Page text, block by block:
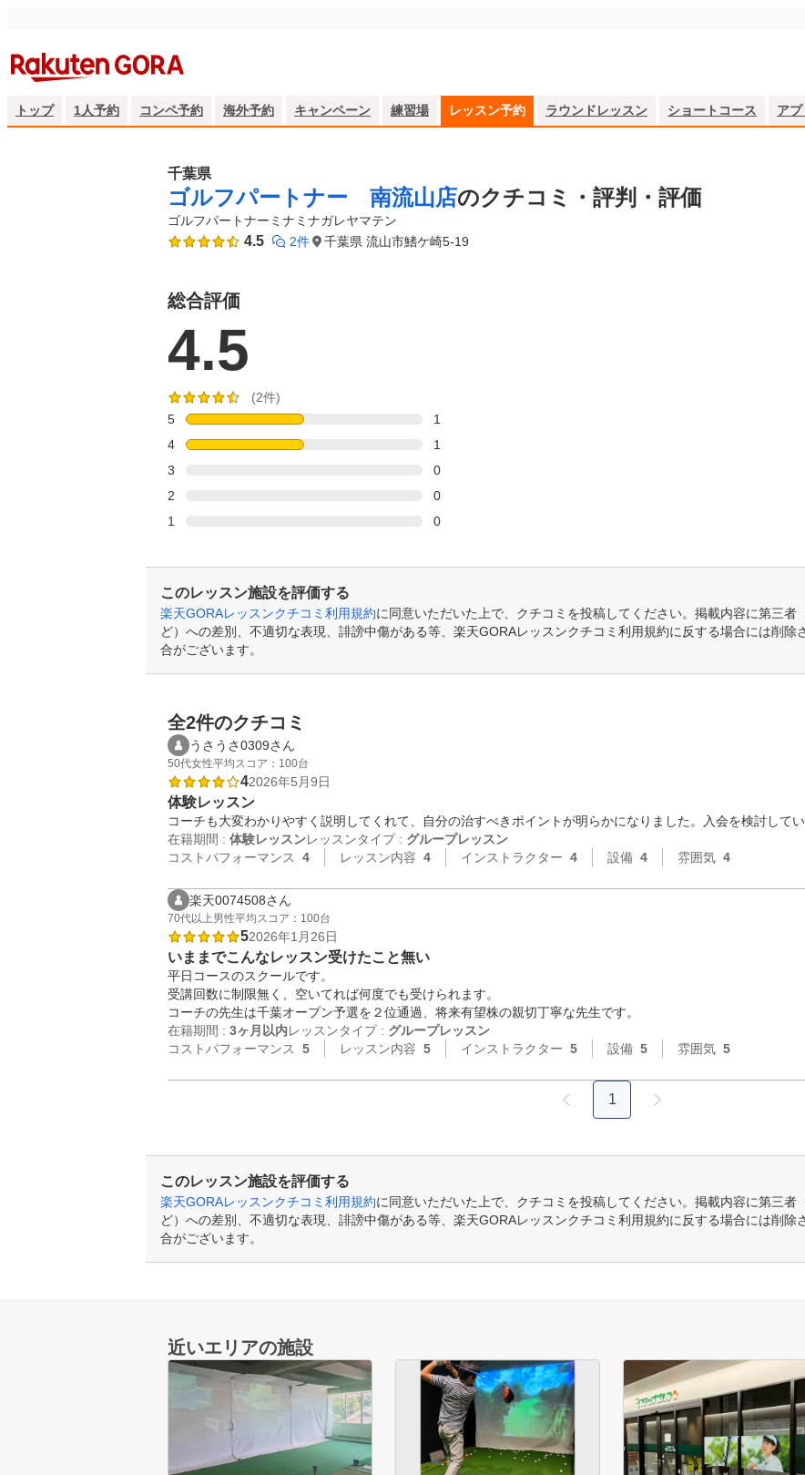
トップ 1人予約 コンペ予約 海外予約 キャンペーン 練習場 レッスン予約 ラウンドレッスン ショートコース アプ
千葉県
ゴルフパートナー 南流山店のクチコミ・評判・評価
ゴルフパートナーミナミナガレヤマテン
4.5 2件 千葉県 流山市鰭ケ崎5-19
総合評価
4.5
(2件)
5
1
4
1
3
0
2
0
1
0
このレッスン施設を評価する
楽天GORAレッスンクチコミ利用規約に同意いただいた上で、クチコミを投稿してください。掲載内容に第三者
ど）への差別、不適切な表現、誹謗中傷がある等、楽天GORAレッスンクチコミ利用規約に反する場合には削除
合がございます。
全2件のクチコミ
うさうさ0309さん
50代女性平均スコア：100台
42026年5月9日
体験レッスン
コーチも大変わかりやすく説明してくれて、自分の治すべきポイントが明らかになりました。入会を検討してい
在籍期間 : 体験レッスンレッスンタイプ : グループレッスン
コストパフォーマンス
4 レッスン内容 4 インストラクター 4 設備 4 雰囲気 4
楽天0074508さん
70代以上男性平均スコア：100台
52026年1月26日
いままでこんなレッスン受けたこと無い
平日コースのスクールです。
受講回数に制限無く、空いてれば何度でも受けられます。
コーチの先生は千葉オープン予選を２位通過、将来有望株の親切丁寧な先生です。
在籍期間 : 3ヶ月以内レッスンタイプ : グループレッスン
コストパフォーマンス
5 レッスン内容 5 インストラクター 5 設備 5 雰囲気 5
1
このレッスン施設を評価する
楽天GORAレッスンクチコミ利用規約に同意いただいた上で、クチコミを投稿してください。掲載内容に第三者
ど）への差別、不適切な表現、誹謗中傷がある等、楽天GORAレッスンクチコミ利用規約に反する場合には削除
合がございます。
近いエリアの施設